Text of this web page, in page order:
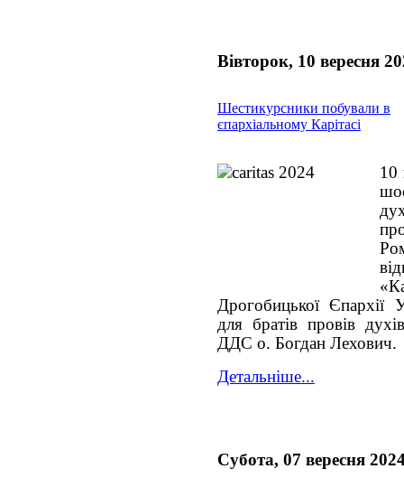
Вівторок, 10 вересня
Шестикурсники побували в
єпархіальному Карітасі
10
Дрогобицької
для братів провів
ДДС о. Богдан Лехович.
Детальніше...
Субота, 07 вересня